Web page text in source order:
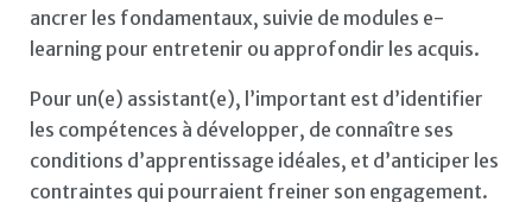
ancrer les fondamentaux, suivie de modules e-
learning pour entretenir ou approfondir les acquis.
Pour un(e) assistant(e), l’important est d’identifier
les compétences à développer, de connaître ses
conditions d’apprentissage idéales, et d’anticiper les
contraintes qui pourraient freiner son engagement.